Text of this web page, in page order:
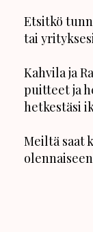
Etsitkö
tai
Kahvila ja
puitteet ja
hetkestäsi
Meiltä saat